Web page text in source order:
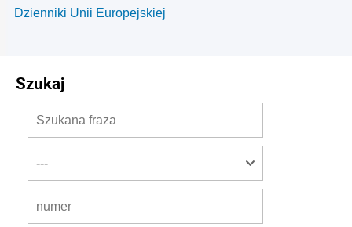
Dzienniki Unii Europejskiej
Szukaj